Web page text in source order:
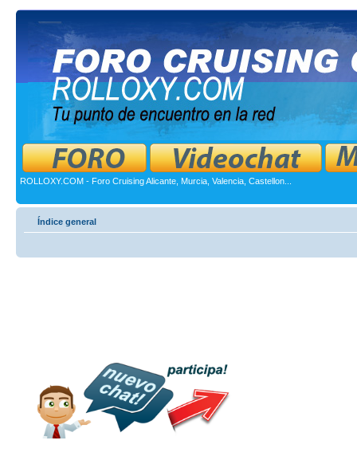
ROLLOXY.COM - Foro Cruising Alicante, Murcia, Valencia, Castellon...
Índice general